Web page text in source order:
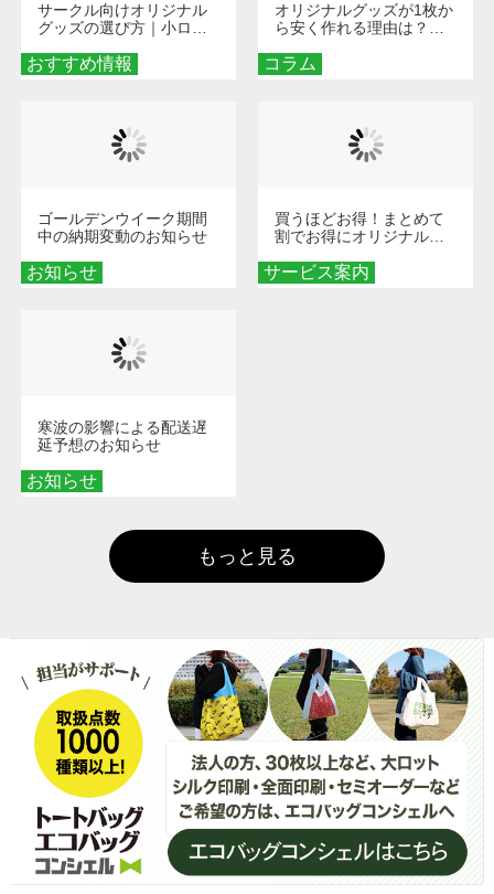
おすすめ情報
サークル向けオリジナル
グッズの選び方｜小ロッ
める秘訣
コラム
オリジナルグッズが1枚か
ら安く作れる理由は？オ
とメリットを解説
お知らせ
ゴールデンウイーク期間
中の納期変動のお知らせ
サービス案内
買うほどお得！まとめて
割でお得にオリジナルグ
お知らせ
寒波の影響による配送遅
延予想のお知らせ
もっと見る